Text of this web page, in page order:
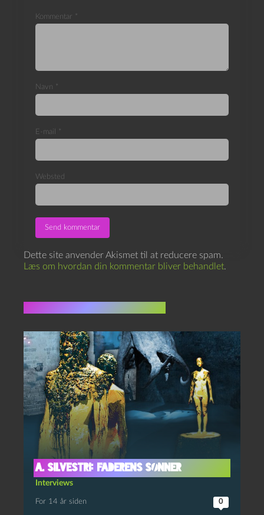
Kommentar *
Navn *
E-mail *
Websted
Dette site anvender Akismet til at reducere spam.
Læs om hvordan din kommentar bliver behandlet.
A. Silvestri: Faderens sønner
Interviews
For 14 år siden 0